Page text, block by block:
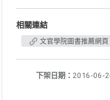
相關連結
文官學院圖書推薦網頁
下架日期： 2016-06-